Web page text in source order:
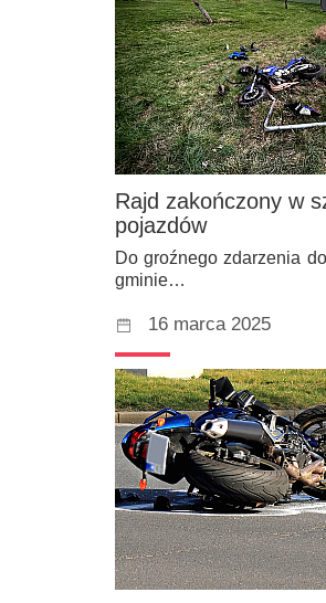
Rajd zakończony w
pojazdów
Do groźnego zdarzenia
gminie…
16 marca 2025